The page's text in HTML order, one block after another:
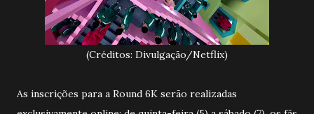
(Créditos: Divulgação/Netflix)
As inscrições para a Round 6K serão realizadas